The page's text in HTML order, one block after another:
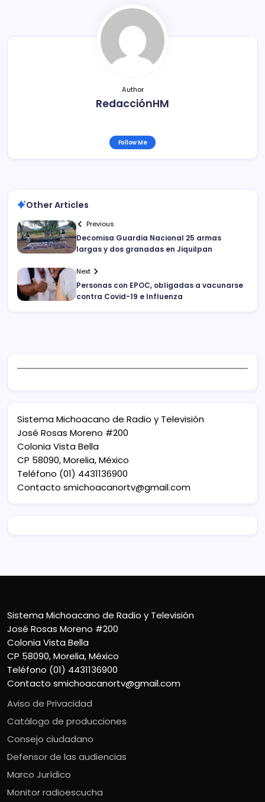
tir
Author
RedacciónHM
Follow Me
Other Articles
Previous
Decomisa Guardia Nacional 25 armas
largas y dos granadas en Jiquilpan
Next
Personas con EPOC, obligadas a vacunarse
contra Covid-19 e Influenza
Sistema Michoacano de Radio y Televisión
José Rosas Moreno #200
Colonia Vista Bella
CP 58090, Morelia, México
Teléfono (01) 4431136900
Contacto smichoacanortv@gmail.com
Sistema Michoacano de Radio y Televisión
José Rosas Moreno #200
Colonia Vista Bella
CP 58090, Morelia, México
Teléfono (01) 4431136900
Contacto smichoacanortv@gmail.com
Aviso de Privacidad
Catálogo de producciones
Consejo ciudadano
Defensor de las audiencias
Marco Jurídico
Monitor radioescucha